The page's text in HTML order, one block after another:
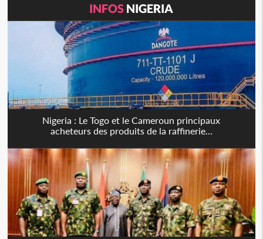
INFOS NIGERIA
Nigeria : Le Togo et le Cameroun principaux
acheteurs des produits de la raffinerie...